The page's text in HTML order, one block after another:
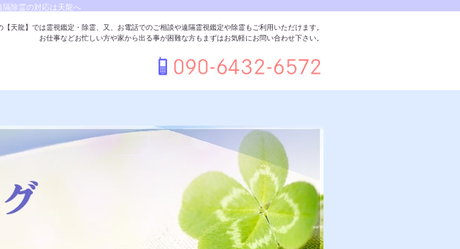
隔除霊の対応は天龍へ
【天龍】では霊視鑑定・除霊、又、お電話でのご相談や遠隔霊視鑑定や除霊もご利用いただけます。
お仕事などお忙しい方や家から出る事が困難な方もまずはお気軽にお問い合わせ下さい。